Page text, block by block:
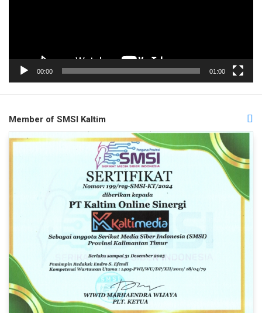
00:00 01:00
Member of SMSI Kaltim